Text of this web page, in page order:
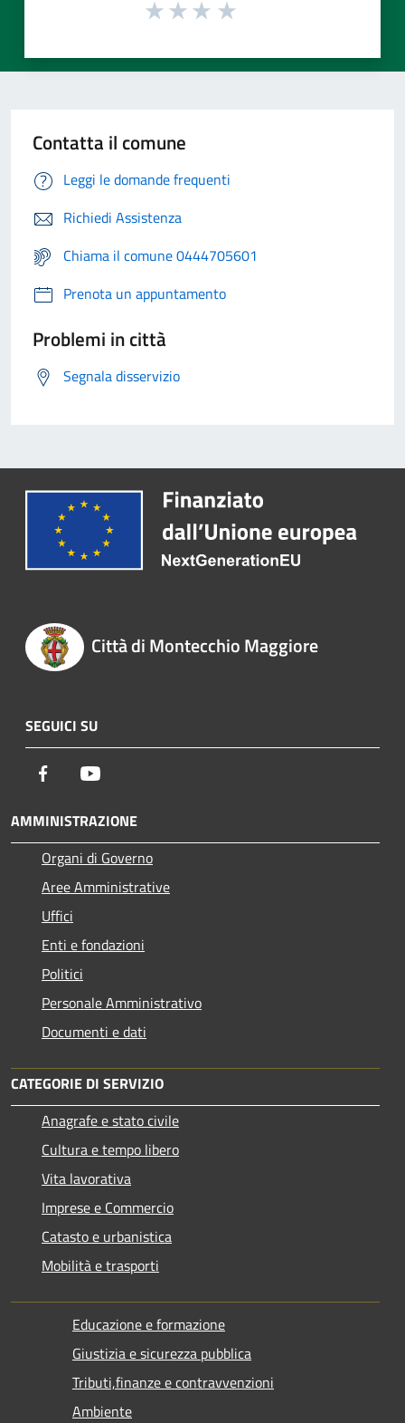
Contatta il comune
Leggi le domande frequenti
Richiedi Assistenza
Chiama il comune 0444705601
Prenota un appuntamento
Problemi in città
Segnala disservizio
Città di Montecchio Maggiore
SEGUICI SU
Facebook
AMMINISTRAZIONE
Organi di Governo
Aree Amministrative
Uffici
Enti e fondazioni
Politici
Personale Amministrativo
Documenti e dati
CATEGORIE DI SERVIZIO
Anagrafe e stato civile
Cultura e tempo libero
Vita lavorativa
Imprese e Commercio
Catasto e urbanistica
Mobilità e trasporti
Educazione e formazione
Giustizia e sicurezza pubblica
Tributi,finanze e contravvenzioni
Ambiente